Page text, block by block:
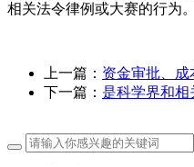
相关法令律例或大赛的行为。
上一篇： 资金审批、
下一篇： 是科学界和